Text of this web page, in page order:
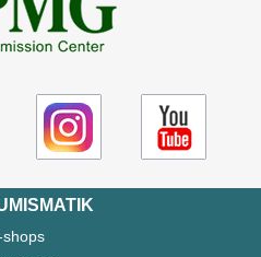
shops